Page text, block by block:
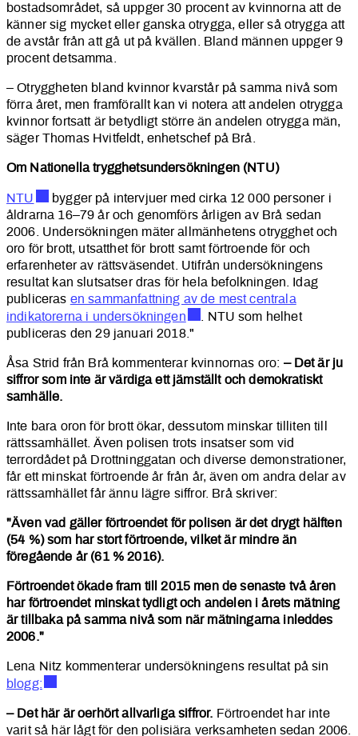
bostadsområdet, så uppger 30 procent av kvinnorna att de
känner sig mycket eller ganska otrygga, eller så otrygga att
de avstår från att gå ut på kvällen. Bland männen uppger 9
procent detsamma.
– Otryggheten bland kvinnor kvarstår på samma nivå som
förra året, men framförallt kan vi notera att andelen otrygga
kvinnor fortsatt är betydligt större än andelen otrygga män,
säger Thomas Hvitfeldt, enhetschef på Brå.
Om Nationella trygghetsundersökningen (NTU)
NTU
bygger på intervjuer med cirka 12 000 personer i
åldrarna 16–79 år och genomförs årligen av Brå sedan
2006. Undersökningen mäter allmänhetens otrygghet och
oro för brott, utsatthet för brott samt förtroende för och
erfaren­heter av rättsväsendet. Utifrån undersökningens
resultat kan slutsatser dras för hela befolkningen. Idag
publiceras en sammanfattning av de mest centrala
indikatorerna i undersökningen
. NTU som helhet
publiceras den 29 januari 2018."
Åsa Strid från Brå kommenterar kvinnornas oro: – Det är ju
siffror som inte är värdiga ett jämställt och demokratiskt
samhälle.
Inte bara oron för brott ökar, dessutom minskar tilliten till
rättssamhället. Även polisen trots insatser som vid
terrordådet på Drottninggatan och diverse demonstrationer,
får ett minskat förtroende år från år, även om andra delar av
rättssamhället får ännu lägre siffror. Brå skriver:
"Även vad gäller förtroendet för polisen är det drygt hälften
(54 %) som har stort förtroende, vilket är mindre än
föregående år (61 % 2016).
Förtroendet ökade fram till 2015 men de senaste två åren
har förtroendet minskat tydligt och andelen i årets mätning
är tillbaka på samma nivå som när mätningarna inleddes
2006."
Lena Nitz kommenterar undersökningens resultat på sin
blogg:
– Det här är oerhört allvarliga siffror. Förtroendet har inte
varit så här lågt för den polisiära verksamheten sedan 2006.